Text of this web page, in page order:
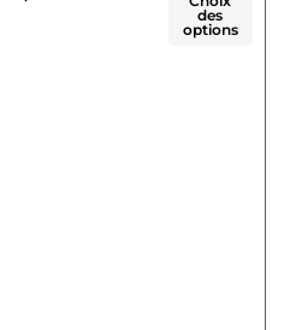
des
options